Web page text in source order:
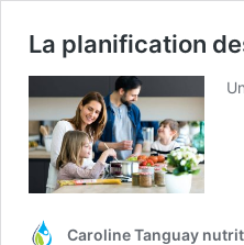
La planification
Caroline Tanguay